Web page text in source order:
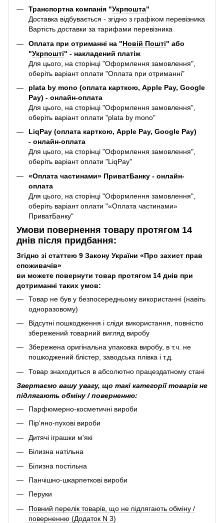
Транспортна компанія "Укрпошта"
Доставка відбувається - згідно з графіком перевізника
Вартість доставки за тарифами перевізника
Оплата при отриманні на "Новій Пошті" або
"Укрпошті" - накладений платіж
Для цього, на сторінці "Оформлення замовлення",
оберіть варіант оплати "Оплата при отриманні"
plata by mono (оплата карткою, Apple Pay, Google
Pay) - онлайн-оплата
Для цього, на сторінці "Оформлення замовлення",
оберіть варіант оплати "plata by mono"
LiqPay (оплата карткою, Apple Pay, Google Pay)
- онлайн-оплата
Для цього, на сторінці "Оформлення замовлення",
оберіть варіант оплати "LiqPay"
«Оплата частинами» ПриватБанку - онлайн-
оплата
Для цього, на сторінці "Оформлення замовлення",
оберіть варіант оплати "«Оплата частинами»
ПриватБанку"
Умови повернення товару протягом 14
днів після придбання:
Згідно зі статтею 9 Закону України «Про захист прав
споживачів»
ви можете повернути товар протягом 14 днів при
дотриманні таких умов:
Товар не був у безпосередньому використанні (навіть
одноразовому)
Відсутні пошкодження і сліди використання, повністю
збережений товарний вигляд виробу
Збережена оригінальна упаковка виробу, в т.ч. не
пошкоджений блістер, заводська плівка і т.д.
Товар знаходиться в абсолютно працездатному стані
Звертаємо вашу увагу, що такі категорії товарів не
підлягають обміну / поверненню:
Парфюмерно-косметичні вироби
Пір'яно-пухові вироби
Дитячі іграшки м'які
Білизна натільна
Білизна постільна
Панчішно-шкарпеткові вироби
Перуки
Повний перелік товарів, що не підлягають обміну /
поверненню (Додаток N 3)